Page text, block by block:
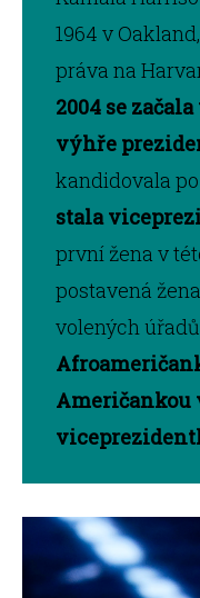
1964 v
práva na
2004 se
výhře
kandidovala
stala
první žena v
postavená
volených úřadů